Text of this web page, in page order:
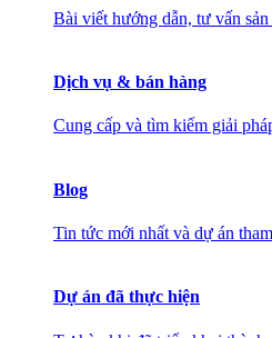
Bài viết hướng dẫn, tư vấn sản
Dịch vụ & bán hàng
Cung cấp và tìm kiếm giải
Blog
Tin tức mới nhất và dự án
Dự án đã thực hiện